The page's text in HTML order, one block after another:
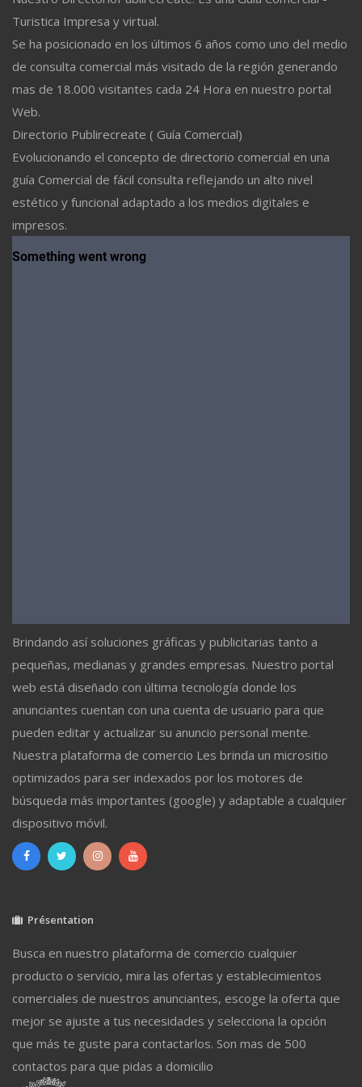
Turistica Impresa y virtual.
Se ha posicionado en los últimos 6 años como uno del medio
de consulta comercial más visitado de la región generando
mas de 18.000 visitantes cada 24 Hora en nuestro portal
Web.
Directorio Publirecreate ( Guía Comercial)
Evolucionando el concepto de directorio comercial en una
guía Comercial de fácil consulta reflejando un alto nivel
estético y funcional adaptado a los medios digitales e
impresos.
Brindando así soluciones gráficas y publicitarias tanto a
pequeñas, medianas y grandes empresas. Nuestro portal
web está diseñado con última tecnología donde los
anunciantes cuentan con una cuenta de usuario para que
pueden editar y actualizar su anuncio personal mente.
Nuestra plataforma de comercio Les brinda un micrositio
optimizados para ser indexados por los motores de
búsqueda más importantes (google) y adaptable a cualquier
dispositivo móvil.
Présentation
Busca en nuestro plataforma de comercio cualquier
producto o servicio, mira las ofertas y establecimientos
comerciales de nuestros anunciantes, escoge la oferta que
mejor se ajuste a tus necesidades y selecciona la opción
que más te guste para contactarlos. Son mas de 500
contactos para que pidas a domicilio